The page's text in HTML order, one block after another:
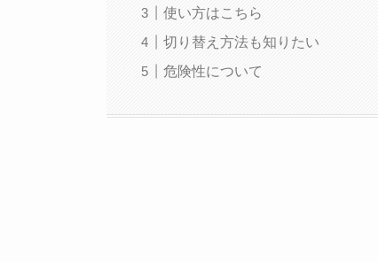
使い方はこちら
切り替え方法も知りたい
危険性について